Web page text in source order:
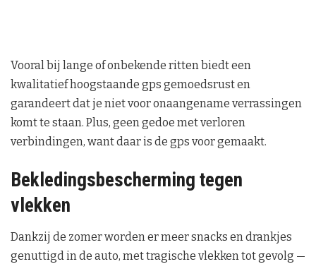
Vooral bij lange of onbekende ritten biedt een
kwalitatief hoogstaande gps gemoedsrust en
garandeert dat je niet voor onaangename verrassingen
komt te staan. Plus, geen gedoe met verloren
verbindingen, want daar is de gps voor gemaakt.
Bekledingsbescherming tegen
vlekken
Dankzij de zomer worden er meer snacks en drankjes
genuttigd in de auto, met tragische vlekken tot gevolg —